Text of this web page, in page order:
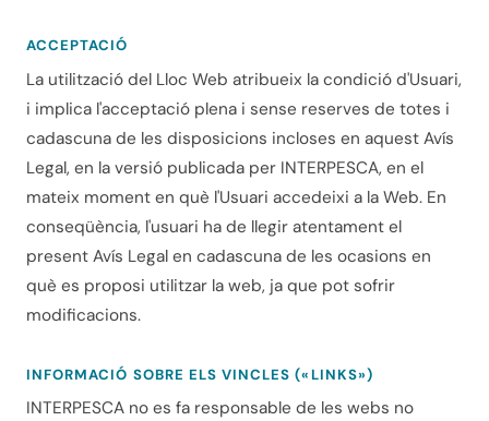
ACCEPTACIÓ
La utilització del Lloc Web atribueix la condició d'Usuari,
i implica l'acceptació plena i sense reserves de totes i
cadascuna de les disposicions incloses en aquest Avís
Legal, en la versió publicada per INTERPESCA, en el
mateix moment en què l'Usuari accedeixi a la Web. En
conseqüència, l'usuari ha de llegir atentament el
present Avís Legal en cadascuna de les ocasions en
què es proposi utilitzar la web, ja que pot sofrir
modificacions.
INFORMACIÓ SOBRE ELS VINCLES («LINKS»)
INTERPESCA no es fa responsable de les webs no